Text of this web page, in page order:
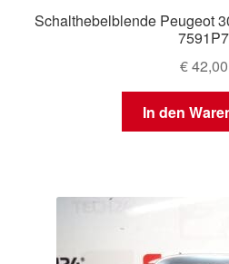
Schalthebelblende Peugeot
7591P7
€42,00
In den